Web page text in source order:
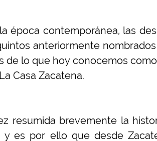
época contemporánea, las
anteriormente
de lo que hoy conocemos
Casa Zacatena.
resumida brevemente la
y es por ello que desde